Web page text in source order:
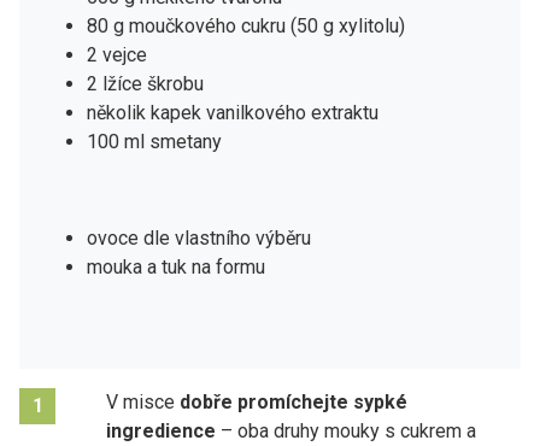
80 g moučkového cukru (50 g xylitolu)
2 vejce
2 lžíce škrobu
několik kapek vanilkového extraktu
100 ml smetany
ovoce dle vlastního výběru
mouka a tuk na formu
1 V misce dobře promíchejte sypké
ingredience – oba druhy mouky s cukrem a